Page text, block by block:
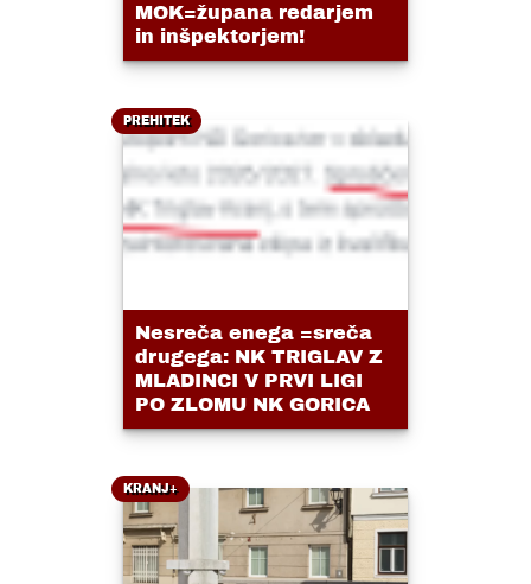
MOK=župana redarjem
in inšpektorjem!
PREHITEK
Nesreča enega =sreča
drugega: NK TRIGLAV Z
MLADINCI V PRVI LIGI
PO ZLOMU NK GORICA
KRANJ+